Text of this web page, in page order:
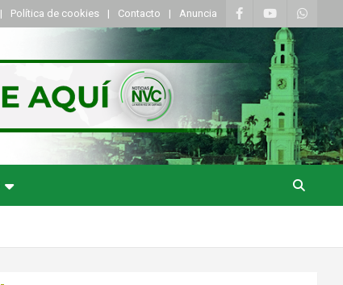
Política de cookies Contacto Anuncia